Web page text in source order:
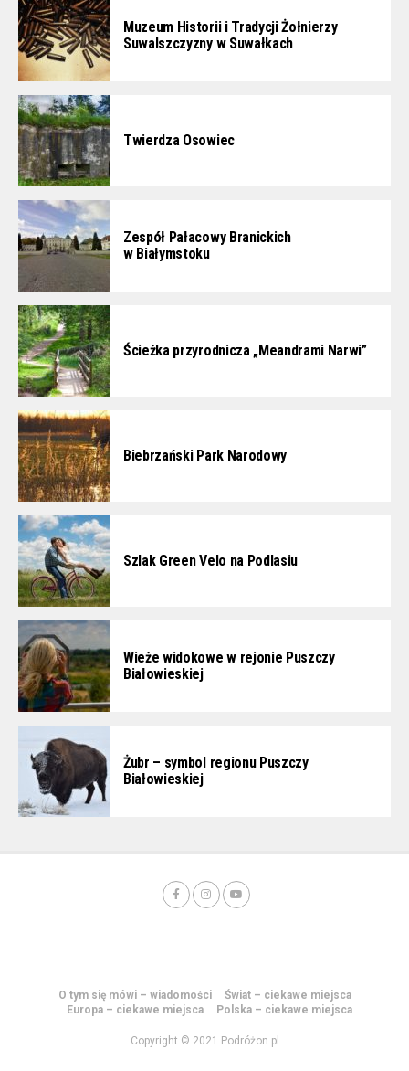
Muzeum Historii i Tradycji Żołnierzy
Suwalszczyzny w Suwałkach
Twierdza Osowiec
Zespół Pałacowy Branickich
w Białymstoku
Ścieżka przyrodnicza „Meandrami Narwi”
Biebrzański Park Narodowy
Szlak Green Velo na Podlasiu
Wieże widokowe w rejonie Puszczy
Białowieskiej
Żubr – symbol regionu Puszczy
Białowieskiej
O tym się mówi – wiadomości
Świat – ciekawe miejsca
Europa – ciekawe miejsca
Polska – ciekawe miejsca
Copyright © 2021 Podróżon.pl